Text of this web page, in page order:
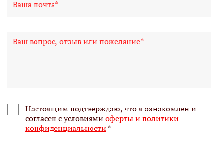
Настоящим подтверждаю, что я ознакомлен и
согласен с условиями оферты и политики
конфиденциальности *